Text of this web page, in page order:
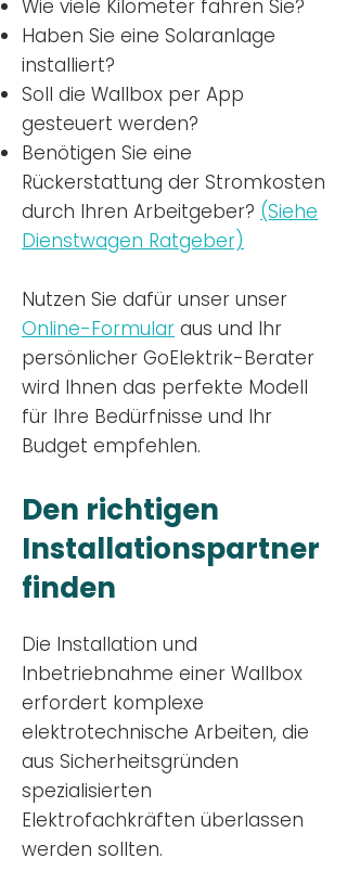
Wie viele Kilometer fahren Sie?
Haben Sie eine Solaranlage
installiert?
Soll die Wallbox per App
gesteuert werden?
Benötigen Sie eine
Rückerstattung der Stromkosten
durch Ihren Arbeitgeber? (Siehe
Dienstwagen Ratgeber)
Nutzen Sie dafür unser unser
Online-Formular aus und Ihr
persönlicher GoElektrik-Berater
wird Ihnen das perfekte Modell
für Ihre Bedürfnisse und Ihr
Budget empfehlen.
Den richtigen
Installationspartner
finden
Die Installation und
Inbetriebnahme einer Wallbox
erfordert komplexe
elektrotechnische Arbeiten, die
aus Sicherheitsgründen
spezialisierten
Elektrofachkräften überlassen
werden sollten.